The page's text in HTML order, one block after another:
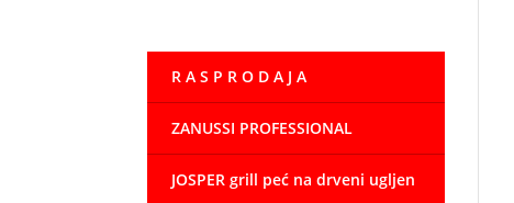
R A S P R O D A J A
ZANUSSI PROFESSIONAL
JOSPER grill peć na drveni ugljen